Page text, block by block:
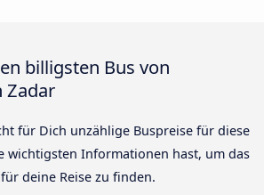
billigsten Bus von
Zadar
für Dich unzählige Buspreise für diese
wichtigsten Informationen hast, um das
deine Reise zu finden.